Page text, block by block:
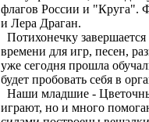
флагов России и "Круга".
и Лера Драган.
Потихонечку
времени для игр, песен,
уже сегодня прошла
будет пробовать себя в
Наши младшие -
играют, но и много